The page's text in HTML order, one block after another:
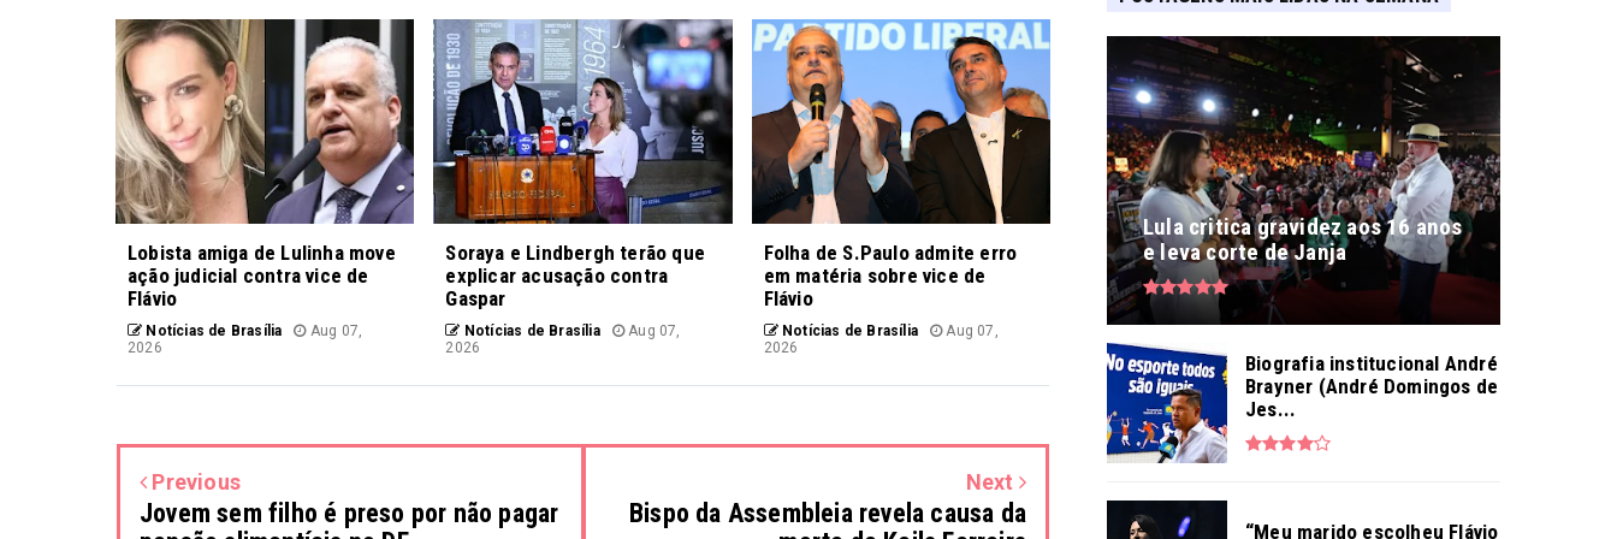
Lobista amiga de Lulinha move
ação judicial contra vice de
Flávio
Notícias de Brasília
Aug 07,
2026
Soraya e Lindbergh terão que
explicar acusação contra
Gaspar
Notícias de Brasília
Aug 07,
2026
Folha de S.Paulo admite erro
em matéria sobre vice de
Flávio
Notícias de Brasília
Aug 07,
2026
Previous
Jovem sem filho é preso por não pagar
Next
Bispo da Assembleia revela causa da
Lula critica gravidez aos 16 anos
e leva corte de Janja
Biografia institucional André
Brayner (André Domingos de
Jes...
“Meu marido escolheu Flávio